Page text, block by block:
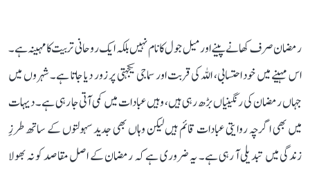
رمضان صرف کھانے پینے اور میل جول کا نام نہیں بلکہ ایک روحانی تربیت کا مہینہ ہے۔
اس مہینے میں خود احتسابی، اللہ کی قربت اور سماجی یکجہتی پر زور دیا جاتا ہے۔ شہروں میں
جہاں رمضان کی رنگینیاں بڑھ رہی ہیں، وہیں عبادات میں کمی آتی جا رہی ہے۔ دیہات
میں بھی اگرچہ روایتی عبادات قائم ہیں لیکن وہاں بھی جدید سہولتوں کے ساتھ طرزِ
زندگی میں تبدیلی آ رہی ہے۔ یہ ضروری ہے کہ رمضان کے اصل مقاصد کو نہ بھولا